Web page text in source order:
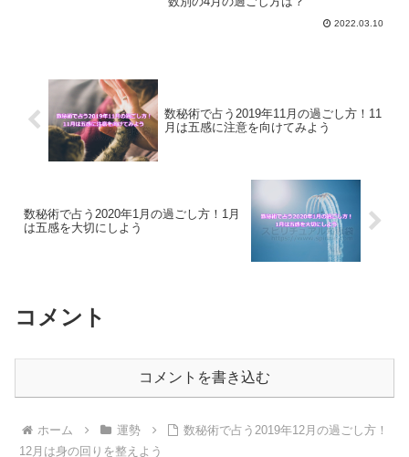
2022.03.10
数秘術で占う2019年11月の過ごし方！11
月は五感に注意を向けてみよう
数秘術で占う2020年1月の過ごし方！1月
は五感を大切にしよう
コメント
コメントを書き込む
ホーム 運勢
数秘術で占う2019年12月の過ごし方！
12月は身の回りを整えよう